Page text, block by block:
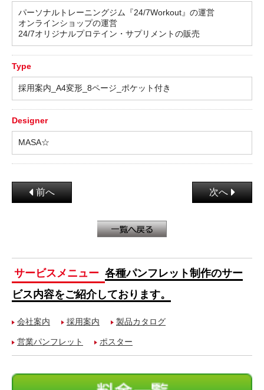
パーソナルトレーニングジム『24/7Workout』の運営
オンラインショップの運営
24/7オリジナルプロテイン・サプリメントの販売
Type
採用案内_A4変形_8ページ_ポケット付き
Designer
MASA☆
前へ 次へ
サービスメニュー 各種パンフレット制作のサー
ビス内容をご紹介しております。
会社案内 採用案内 製品カタログ
営業パンフレット ポスター